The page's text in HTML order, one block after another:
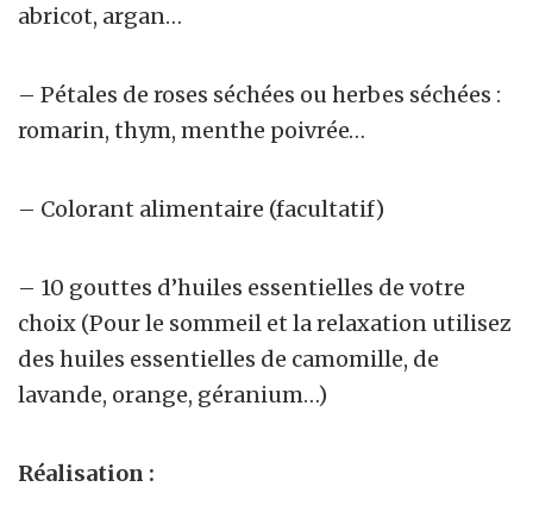
abricot, argan…
– Pétales de roses séchées ou herbes séchées :
romarin, thym, menthe poivrée…
– Colorant alimentaire (facultatif)
– 10 gouttes d’huiles essentielles de votre
choix (Pour le sommeil et la relaxation utilisez
des huiles essentielles de camomille, de
lavande, orange, géranium…)
Réalisation :